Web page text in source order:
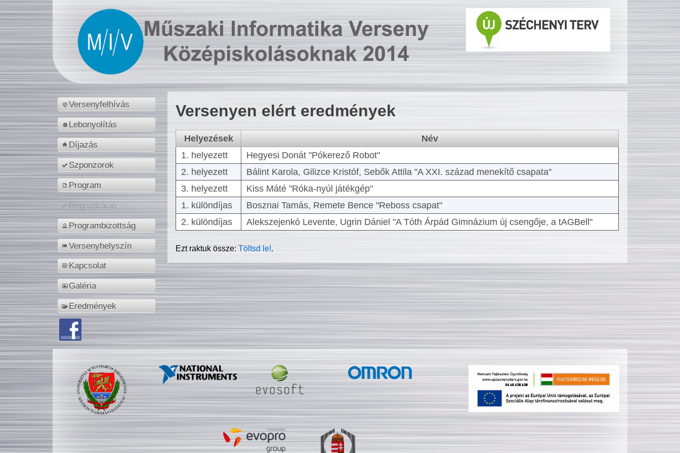
Versenyfelhívás
Lebonyolítás
Díjazás
Szponzorok
Program
Regisztráció
Programbizottság
Versenyhelyszín
Kapcsolat
Galéria
Eredmények
Versenyen elért eredmények
Helyezések
Név
1. helyezett
Hegyesi Donát "Pókerező Robot"
2. helyezett
Bálint Karola, Gilizce Kristóf, Sebők Attila "A XXI. század menekítő csapata"
3. helyezett
Kiss Máté "Róka-nyúl játékgép"
1. különdíjas
Bosznai Tamás, Remete Bence "Reboss csapat"
2. különdíjas
Alekszejenkó Levente, Ugrin Dániel "A Tóth Árpád Gimnázium új csengője, a tAGBell"
Ezt raktuk össze:Töltsd le!.